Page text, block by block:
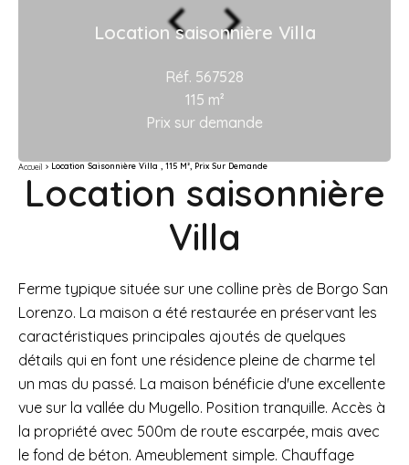
Location saisonnière Villa
Réf. 567528
115 m²
Prix sur demande
Accueil Location Saisonnière Villa , 115 M², Prix Sur Demande
Location saisonnière
Villa
Ferme typique située sur une colline près de Borgo San
Lorenzo. La maison a été restaurée en préservant les
caractéristiques principales ajoutés de quelques
détails qui en font une résidence pleine de charme tel
un mas du passé. La maison bénéficie d'une excellente
vue sur la vallée du Mugello. Position tranquille. Accès à
la propriété avec 500m de route escarpée, mais avec
le fond de béton. Ameublement simple. Chauffage